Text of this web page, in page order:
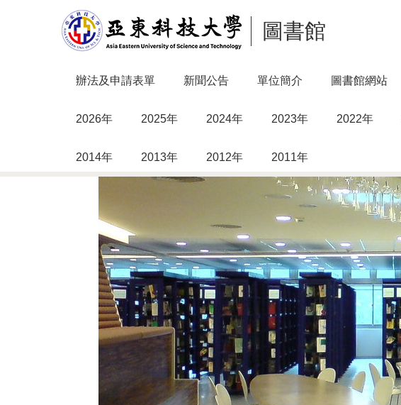
圖書館
辦法及申請表單 新聞公告 單位簡介 圖書館網站
2026年 2025年 2024年 2023年 2022年
2014年 2013年 2012年 2011年